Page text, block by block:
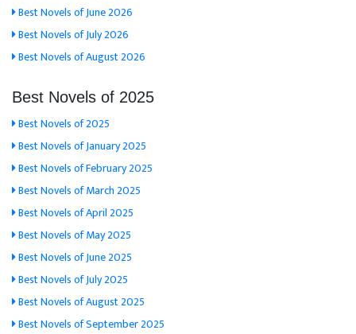
Best Novels of June 2026
Best Novels of July 2026
Best Novels of August 2026
Best Novels of 2025
Best Novels of 2025
Best Novels of January 2025
Best Novels of February 2025
Best Novels of March 2025
Best Novels of April 2025
Best Novels of May 2025
Best Novels of June 2025
Best Novels of July 2025
Best Novels of August 2025
Best Novels of September 2025